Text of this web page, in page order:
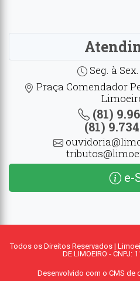
Seg. à
Praça Comendador
(81)
(81)
e-
Todos os Direitos Reservados |
DE LIMOEIRO - CNPJ:
Desenvolvido com o CMS de